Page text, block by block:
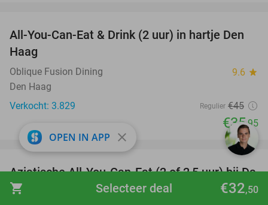
shopping_cart €32,50
Selecteer deal
20%
All-You-Can-Eat & Drink (2 uur) in hartje Den
Haag
Oblique Fusion Dining 9.6 star
Den Haag
Verkocht: 3.829
Regulier €45
€35,95
30%
favorite_border
Aziatische All-You-Can-Eat (2 of 2,5 uur) bij Da
Long Yi Hotpot
OPEN IN APP close